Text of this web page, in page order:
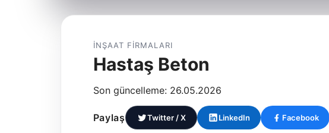
İNŞAAT FIRMALARI
Hastaş Beton
Son güncelleme: 26.05.2026
Paylaş Twitter / X LinkedIn Facebook